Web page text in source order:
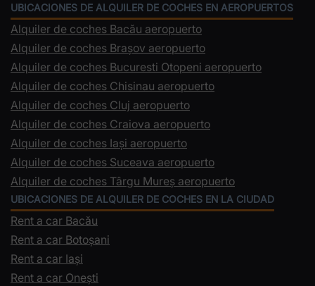
UBICACIONES DE ALQUILER DE COCHES EN AEROPUERTOS
Alquiler de coches Bacău aeropuerto
Alquiler de coches Brașov aeropuerto
Alquiler de coches Bucuresti Otopeni aeropuerto
Alquiler de coches Chisinau aeropuerto
Alquiler de coches Cluj aeropuerto
Alquiler de coches Craiova aeropuerto
Alquiler de coches Iași aeropuerto
Alquiler de coches Suceava aeropuerto
Alquiler de coches Târgu Mureș aeropuerto
UBICACIONES DE ALQUILER DE COCHES EN LA CIUDAD
Rent a car Bacău
Rent a car Botoșani
Rent a car Iași
Rent a car Onești